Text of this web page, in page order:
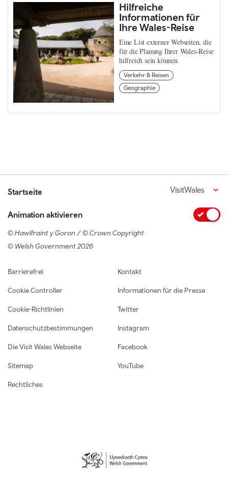
Hilfreiche
Informationen für
Ihre Wales-Reise
Eine List externer Webseiten, die
für die Planung Ihrer Wales-Reise
hilfreich sein können.
Verkehr & Reisen
Geographie
Startseite VisitWales
Animation aktivieren
© Hawlfraint y Goron / © Crown Copyright
© Welsh Government 2026
Footer navigation
Barrierefrei
Cookie Controller
Cookie-Richtlinien
Datenschutzbestimmungen
Die Visit Wales Webseite
Sitemap
Rechtliches
Kontakt
Informationen für die Presse
Twitter
Instagram
Facebook
YouTube